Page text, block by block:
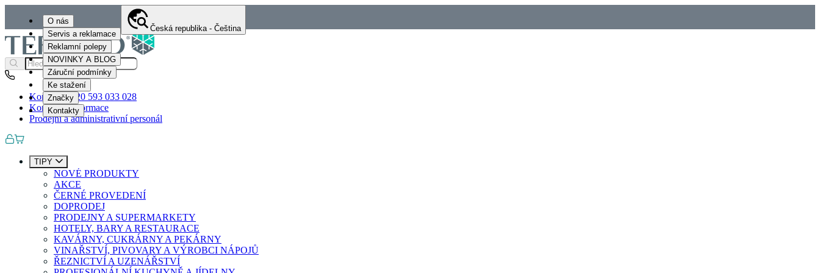
O nás
Servis a reklamace
Reklamní polepy
NOVINKY A BLOG
Záruční podmínky
Ke stažení
Značky
Kontakty
Česká republika - Čeština
Kontakty+420 593 033 028
Kontaktní informace
Prodejní a administrativní personál
TIPY
NOVÉ PRODUKTY
AKCE
ČERNÉ PROVEDENÍ
DOPRODEJ
PRODEJNY A SUPERMARKETY
HOTELY, BARY A RESTAURACE
KAVÁRNY, CUKRÁRNY A PEKÁRNY
VINAŘSTVÍ, PIVOVARY A VÝROBCI NÁPOJŮ
ŘEZNICTVÍ A UZENÁŘSTVÍ